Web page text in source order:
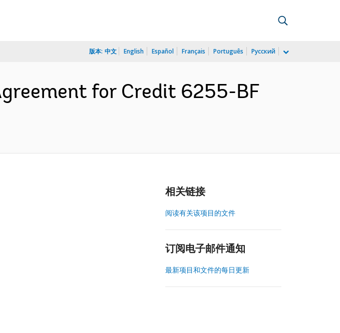
版本: 中文 English Español Français Português Русский
for Credit 6255-BF
相关链接
阅读有关该项目的文件
订阅电子邮件通知
最新项目和文件的每日更新